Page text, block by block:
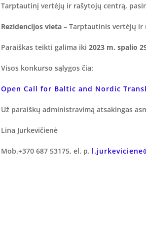
Tarptautinį vertėjų ir rašytojų centrą,
Rezidencijos vieta – Tarptautinis vertėjų ir
Paraiškas teikti galima iki 2023 m. spalio
Visos konkurso sąlygos čia:
Open Call for Baltic and Nordic
Už paraiškų administravimą atsakingas
Lina Jurkevičienė
Mob.+370 687 53175, el. p.